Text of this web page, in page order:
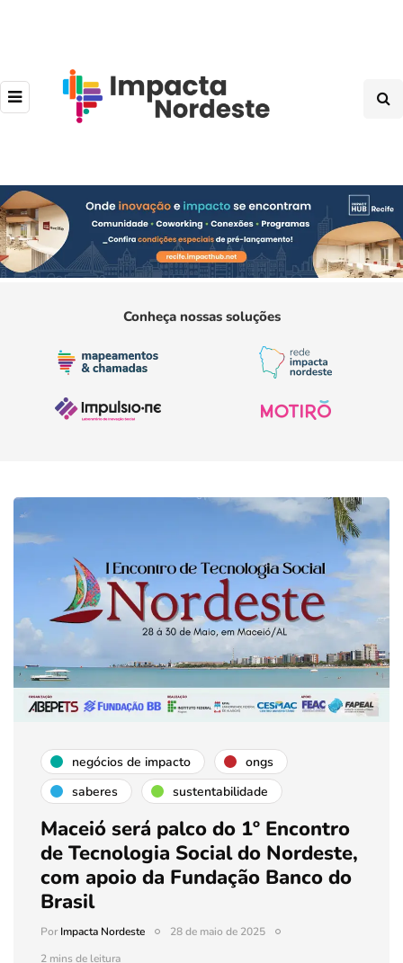
Conheça nossas soluções
negócios de impacto
ongs
saberes
sustentabilidade
Maceió será palco do 1º Encontro
de Tecnologia Social do Nordeste,
com apoio da Fundação Banco do
Brasil
PorImpacta Nordeste
28 de maio de 2025
2 mins de leitura